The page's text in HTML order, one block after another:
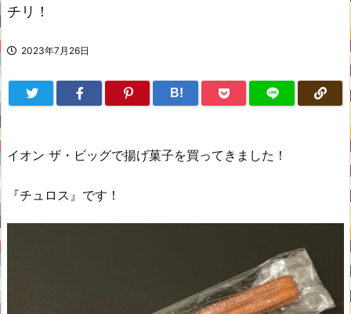
チリ！
2023年7月26日
B!
イオン ザ・ビッグで揚げ菓子を買ってきました！
『チュロス』です！